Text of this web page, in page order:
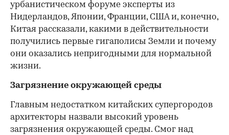
урбанистическом форуме эксперты из
Нидерландов, Японии, Франции, США и, конечно,
Китая рассказали, какими в действительности
получились первые гигаполисы Земли и почему
они оказались непригодными для нормальной
жизни.
Загрязнение окружающей среды
Главным недостатком китайских супергородов
архитекторы назвали высокий уровень
загрязнения окружающей среды. Смог над